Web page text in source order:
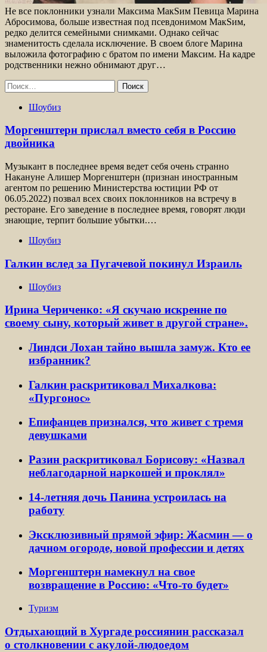
Не все поклонники узнали Максима МакSим Певица Марина
Абросимова, больше известная под псевдонимом МакSим,
редко делится семейными снимками. Однако сейчас
знаменитость сделала исключение. В своем блоге Марина
выложила фотографию с братом по имени Максим. На кадре
родственники нежно обнимают друг…
Найти:
Шоубиз
Моргенштерн прислал вместо себя в Россию
двойника
Музыкант в последнее время ведет себя очень странно
Накануне Алишер Моргенштерн (признан иностранным
агентом по решению Министерства юстиции РФ от
06.05.2022) позвал всех своих поклонников на встречу в
ресторане. Его заведение в последнее время, говорят люди
знающие, терпит большие убытки.…
Шоубиз
Галкин вслед за Пугачевой покинул Израиль
Шоубиз
Ирина Чериченко: «Я скучаю искренне по
своему сыну, который живет в другой стране».
Линдси Лохан тайно вышла замуж. Кто ее
избранник?
Галкин раскритиковал Михалкова:
«Пургонос»
Епифанцев признался, что живет с тремя
девушками
Разин раскритиковал Борисову: «Назвал
неблагодарной наркошей и проклял»
14-летняя дочь Панина устроилась на
работу
Эксклюзивный прямой эфир: Жасмин — о
дачном огороде, новой профессии и детях
Моргенштерн намекнул на свое
возвращение в Россию: «Что-то будет»
Туризм
Отдыхающий в Хургаде россиянин рассказал
о столкновении с акулой-людоедом